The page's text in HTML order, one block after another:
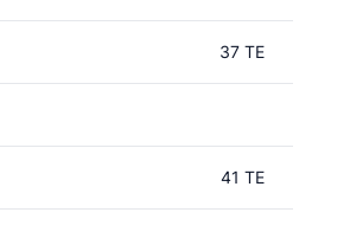
37 TE
41 TE